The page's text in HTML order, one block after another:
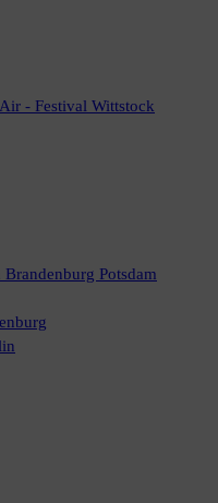
- Festival Wittstock
Potsdam